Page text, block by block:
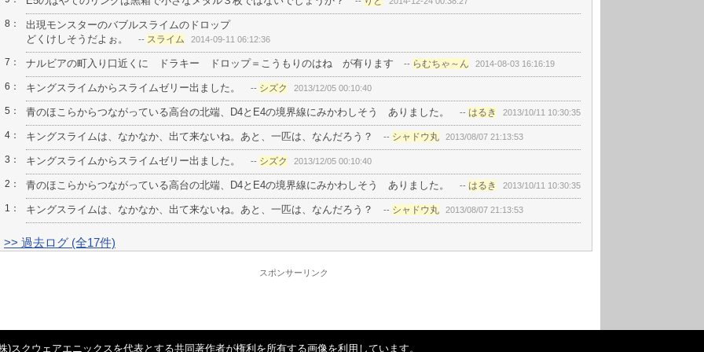
8：
出現モンスターのバブルスライムのドロップ
どくけしそうだよぉ。
-- スライム 2014-09-11 06:12:36
7： ナルビアの町入り口近くに ドラキー ドロップ＝こうもりのはね が有ります -- らむちゃ～ん 2014-08-03 16:16:19
6： キングスライムからスライムゼリー出ました。 -- シズク 2013/12/05 00:10:40
5： 青のほこらからつながっている高台の北端、D4とE4の境界線にみかわしそう ありました。 -- はるき 2013/10/11 10:30:35
4： キングスライムは、なかなか、出て来ないね。あと、一匹は、なんだろう？ -- シャドウ丸 2013/08/07 21:13:53
3： キングスライムからスライムゼリー出ました。 -- シズク 2013/12/05 00:10:40
2： 青のほこらからつながっている高台の北端、D4とE4の境界線にみかわしそう ありました。 -- はるき 2013/10/11 10:30:35
1： キングスライムは、なかなか、出て来ないね。あと、一匹は、なんだろう？ -- シャドウ丸 2013/08/07 21:13:53
>> 過去ログ (全17件)
スポンサーリンク
)スクウェアエニックスを代表とする共同著作者が権利を所有する画像を利用しています。